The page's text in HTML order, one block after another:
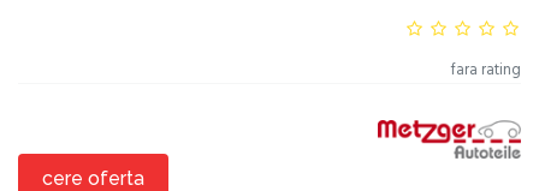
fara rating
cere oferta